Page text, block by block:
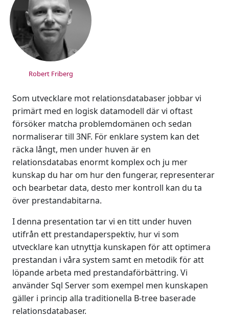
Robert Friberg
Som utvecklare mot relationsdatabaser jobbar vi
primärt med en logisk datamodell där vi oftast
försöker matcha problemdomänen och sedan
normaliserar till 3NF. För enklare system kan det
räcka långt, men under huven är en
relationsdatabas enormt komplex och ju mer
kunskap du har om hur den fungerar, representerar
och bearbetar data, desto mer kontroll kan du ta
över prestandabitarna.
I denna presentation tar vi en titt under huven
utifrån ett prestandaperspektiv, hur vi som
utvecklare kan utnyttja kunskapen för att optimera
prestandan i våra system samt en metodik för att
löpande arbeta med prestandaförbättring. Vi
använder Sql Server som exempel men kunskapen
gäller i princip alla traditionella B-tree baserade
relationsdatabaser.